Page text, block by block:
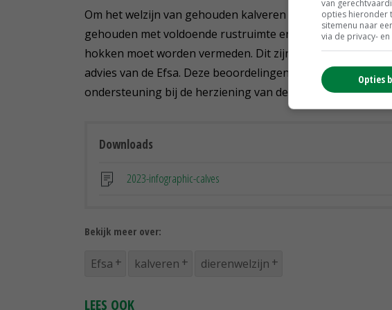
Om het welzijn van gehouden kalveren te verbeteren,
gehouden met voldoende rustruimte en vervormbaar
hokken moet worden vermeden. Dit zijn enkele
advies van de Efsa. Deze beoordelingen over het welzijn
ondersteuning bij de herziening van de wetgeving wat
Downloads
2023-infographic-calves
Bekijk meer over:
Efsa kalveren dierenwelzijn
LEES OOK
van
opties hieronder
sitemenu naar
via de privacy-
Opties